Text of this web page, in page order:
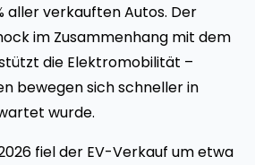
aller verkauften Autos. Der
im Zusammenhang mit dem
die Elektromobilität –
bewegen sich schneller in
wurde.
fiel der EV-Verkauf um etwa